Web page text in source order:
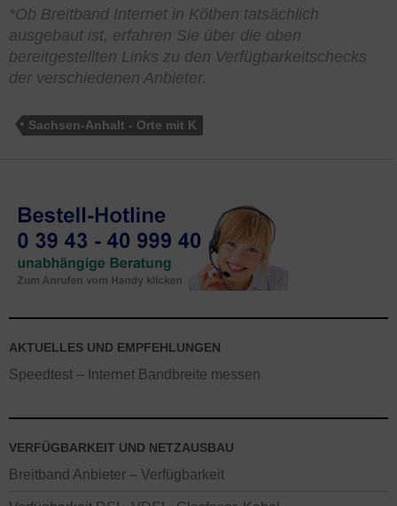
*Ob Breitband Internet in Köthen tatsächlich
ausgebaut ist, erfahren Sie über die oben
bereitgestellten Links zu den Verfügbarkeitschecks
der verschiedenen Anbieter.
Sachsen-Anhalt - Orte mit K
AKTUELLES UND EMPFEHLUNGEN
Speedtest – Internet Bandbreite messen
VERFÜGBARKEIT UND NETZAUSBAU
Breitband Anbieter – Verfügbarkeit